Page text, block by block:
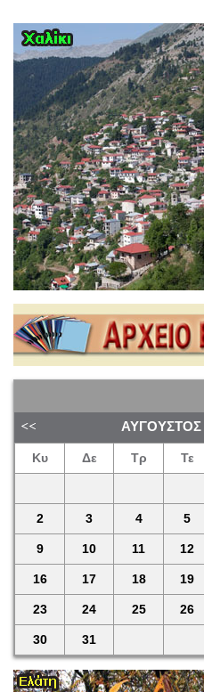
ΑΎΓΟΥΣΤΟΣ
Κυ Δε Τρ Τε
2 3 4 5
9 10 11 12
16 17 18 19
23 24 25 26
30 31